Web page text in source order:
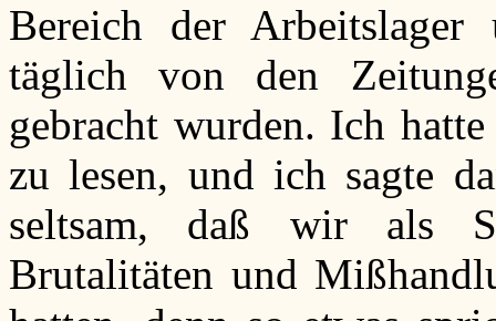
Bereich der
täglich von den
gebracht wurden. Ich
zu lesen, und ich sagte
seltsam, daß wir als
Brutalitäten und